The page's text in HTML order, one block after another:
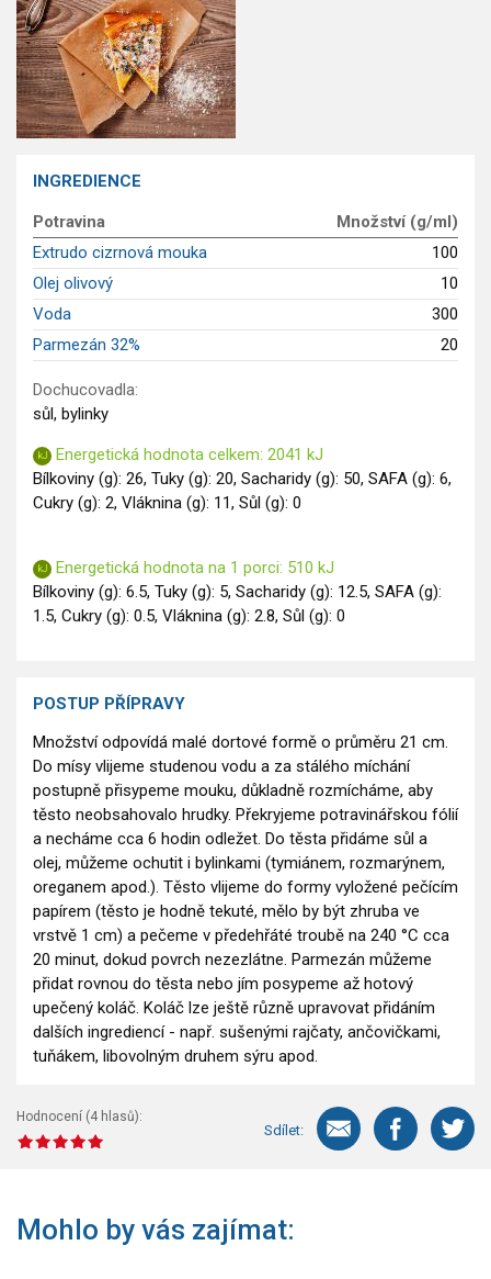
INGREDIENCE
Potravina
Množství (g/ml)
Extrudo cizrnová mouka
100
Olej olivový
10
Voda
300
Parmezán 32%
20
Dochucovadla:
sůl, bylinky
Energetická hodnota celkem: 2041 kJ
Bílkoviny (g): 26, Tuky (g): 20, Sacharidy (g): 50, SAFA (g): 6,
Cukry (g): 2, Vláknina (g): 11, Sůl (g): 0
Energetická hodnota na 1 porci: 510 kJ
Bílkoviny (g): 6.5, Tuky (g): 5, Sacharidy (g): 12.5, SAFA (g):
1.5, Cukry (g): 0.5, Vláknina (g): 2.8, Sůl (g): 0
POSTUP PŘÍPRAVY
Množství odpovídá malé dortové formě o průměru 21 cm.
Do mísy vlijeme studenou vodu a za stálého míchání
postupně přisypeme mouku, důkladně rozmícháme, aby
těsto neobsahovalo hrudky. Překryjeme potravinářskou fólií
a necháme cca 6 hodin odležet. Do těsta přidáme sůl a
olej, můžeme ochutit i bylinkami (tymiánem, rozmarýnem,
oreganem apod.). Těsto vlijeme do formy vyložené pečícím
papírem (těsto je hodně tekuté, mělo by být zhruba ve
vrstvě 1 cm) a pečeme v předehřáté troubě na 240 °C cca
20 minut, dokud povrch nezezlátne. Parmezán můžeme
přidat rovnou do těsta nebo jím posypeme až hotový
upečený koláč. Koláč lze ještě různě upravovat přidáním
dalších ingrediencí - např. sušenými rajčaty, ančovičkami,
tuňákem, libovolným druhem sýru apod.
Hodnocení (4 hlasů):
Sdílet:
Mohlo by vás zajímat: